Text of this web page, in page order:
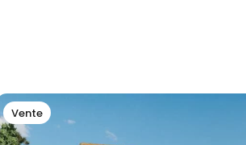
Vente